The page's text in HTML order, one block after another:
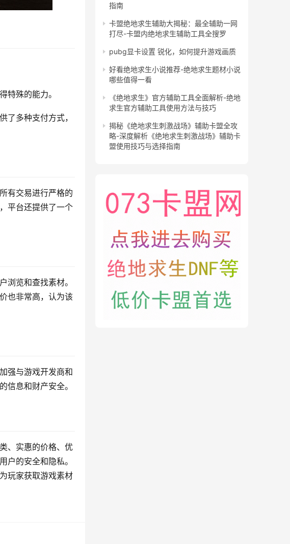
特殊的能力。
了多种支付方式，
有交易进行严格的
平台还提供了一个
浏览和查找素材。
也非常高，认为该
强与游戏开发商和
信息和财产安全。
、实惠的价格、优
户的安全和隐私。
玩家获取游戏素材
指南
卡盟绝地求生辅助大揭秘：最全辅助一网
打尽-卡盟内绝地求生辅助工具全搜罗
pubg显卡设置 锐化，如何提升游戏画质
好看绝地求生小说推荐-绝地求生题材小说
哪些值得一看
《绝地求生》官方辅助工具全面解析-绝地
求生官方辅助工具使用方法与技巧
揭秘《绝地求生刺激战场》辅助卡盟全攻
略-深度解析《绝地求生刺激战场》辅助卡
盟使用技巧与选择指南